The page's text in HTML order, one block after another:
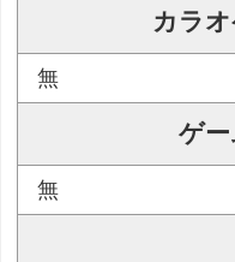
カラ
無
ゲ
無